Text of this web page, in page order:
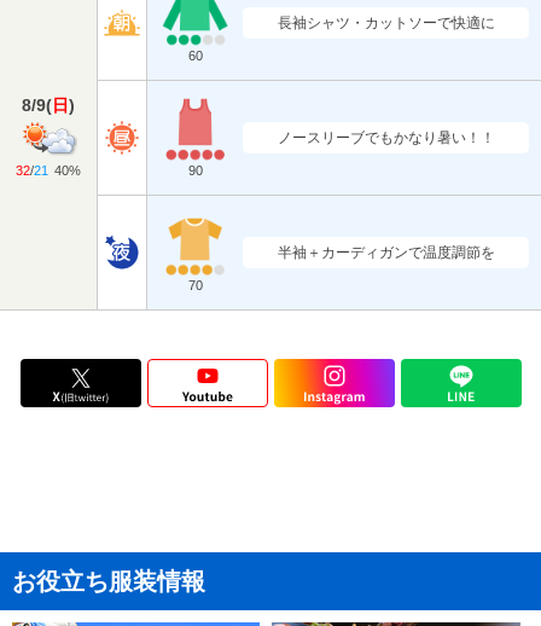
8/9(日)
32/21 40%
60
長袖シャツ・カットソーで快適に
90
ノースリーブでもかなり暑い！！
70
半袖＋カーディガンで温度調節を
お役立ち服装情報